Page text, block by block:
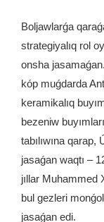
Boljawlarǵa
strategiyalıq rol
onsha
kóp muǵdarda
keramikalıq
bezeniw
tabılıwına
jasaǵan waqtı –
jıllar Muhammed
bul gezleri
jasaǵan edi.